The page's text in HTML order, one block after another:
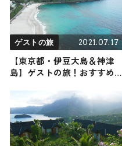
ゲストの旅 2021.07.17
【東京都・伊豆大島＆神津
島】ゲストの旅！おすすめの